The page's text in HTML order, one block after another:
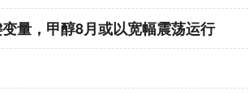
量，甲醇8月或以宽幅震荡运行